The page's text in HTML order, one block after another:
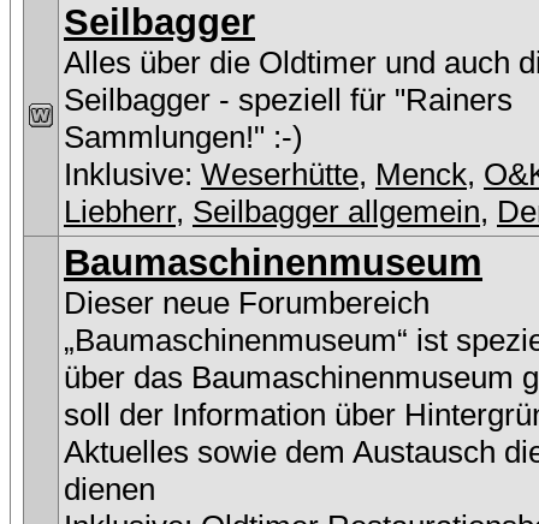
Seilbagger
Alles über die Oldtimer und auch
Seilbagger - speziell für "Rainers
Sammlungen!" :-)
Inklusive: Weserhütte, Menck,
Liebherr, Seilbagger allgemein,
Baumaschinenmuseum
Dieser neue Forumbereich
„Baumaschinenmuseum“ ist
über das Baumaschinenmuseum
soll der Information über
Aktuelles sowie dem Austausch
dienen